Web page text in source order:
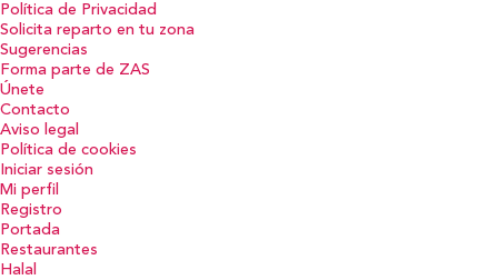
Política de Privacidad
Solicita reparto en tu zona
Sugerencias
Forma parte de ZAS
Únete
Contacto
Aviso legal
Política de cookies
Iniciar sesión
Mi perfil
Registro
Portada
Restaurantes
Halal